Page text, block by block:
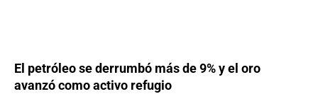
El petróleo se derrumbó más de 9% y el oro
avanzó como activo refugio